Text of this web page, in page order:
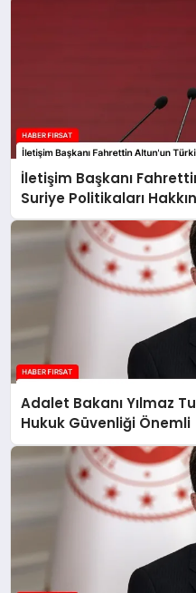
İletişim Başkanı
Suriye Politikaları
Adalet Bakanı Yılmaz
Hukuk Güvenliği Önemli